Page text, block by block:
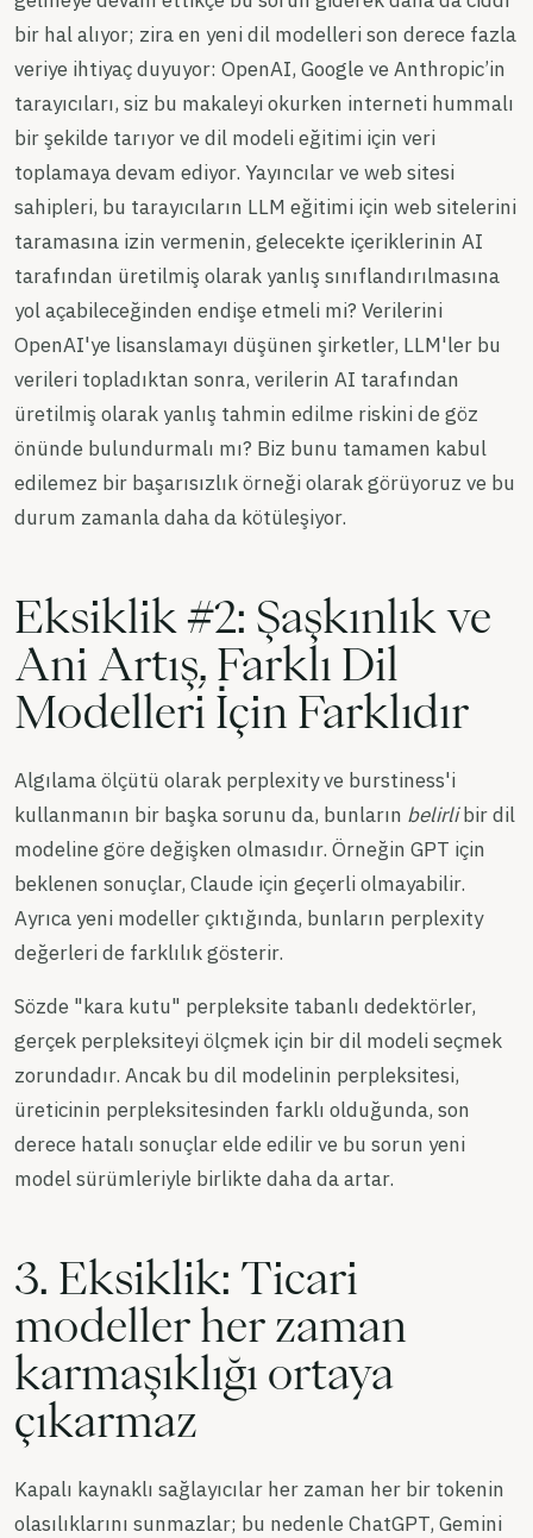
bir hal alıyor; zira en yeni dil modelleri son derece fazla
veriye ihtiyaç duyuyor: OpenAI, Google ve Anthropic’in
tarayıcıları, siz bu makaleyi okurken interneti hummalı
bir şekilde tarıyor ve dil modeli eğitimi için veri
toplamaya devam ediyor. Yayıncılar ve web sitesi
sahipleri, bu tarayıcıların LLM eğitimi için web sitelerini
taramasına izin vermenin, gelecekte içeriklerinin AI
tarafından üretilmiş olarak yanlış sınıflandırılmasına
yol açabileceğinden endişe etmeli mi? Verilerini
OpenAI'ye lisanslamayı düşünen şirketler, LLM'ler bu
verileri topladıktan sonra, verilerin AI tarafından
üretilmiş olarak yanlış tahmin edilme riskini de göz
önünde bulundurmalı mı? Biz bunu tamamen kabul
edilemez bir başarısızlık örneği olarak görüyoruz ve bu
durum zamanla daha da kötüleşiyor.
Eksiklik #2: Şaşkınlık ve
Ani Artış, Farklı Dil
Modelleri İçin Farklıdır
Algılama ölçütü olarak perplexity ve burstiness'i
kullanmanın bir başka sorunu da, bunların belirlibir dil
modeline göre değişken olmasıdır. Örneğin GPT için
beklenen sonuçlar, Claude için geçerli olmayabilir.
Ayrıca yeni modeller çıktığında, bunların perplexity
değerleri de farklılık gösterir.
Sözde "kara kutu" perpleksite tabanlı dedektörler,
gerçek perpleksiteyi ölçmek için bir dil modeli seçmek
zorundadır. Ancak bu dil modelinin perpleksitesi,
üreticinin perpleksitesinden farklı olduğunda, son
derece hatalı sonuçlar elde edilir ve bu sorun yeni
model sürümleriyle birlikte daha da artar.
3. Eksiklik: Ticari
modeller her zaman
karmaşıklığı ortaya
çıkarmaz
Kapalı kaynaklı sağlayıcılar her zaman her bir tokenin
olasılıklarını sunmazlar; bu nedenle ChatGPT, Gemini